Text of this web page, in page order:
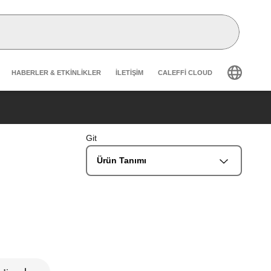
Header secondary navigation
HABERLER & ETKINLIKLER İLETIŞIM CALEFFI CLOUD
Git
Ürün Tanımı